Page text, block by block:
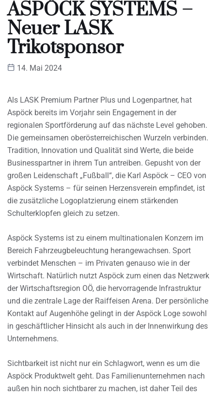
ASPÖCK SYSTEMS –
Neuer LASK
Trikotsponsor
14. Mai 2024
Als LASK Premium Partner Plus und Logenpartner, hat
Aspöck bereits im Vorjahr sein Engagement in der
regionalen Sportförderung auf das nächste Level gehoben.
Die gemeinsamen oberösterreichischen Wurzeln verbinden.
Tradition, Innovation und Qualität sind Werte, die beide
Businesspartner in ihrem Tun antreiben. Gepusht von der
großen Leidenschaft „Fußball“, die Karl Aspöck – CEO von
Aspöck Systems – für seinen Herzensverein empfindet, ist
die zusätzliche Logoplatzierung einem stärkenden
Schulterklopfen gleich zu setzen.
Aspöck Systems ist zu einem multinationalen Konzern im
Bereich Fahrzeugbeleuchtung herangewachsen. Sport
verbindet Menschen – im Privaten genauso wie in der
Wirtschaft. Natürlich nutzt Aspöck zum einen das Netzwerk
der Wirtschaftsregion OÖ, die hervorragende Infrastruktur
und die zentrale Lage der Raiffeisen Arena. Der persönliche
Kontakt auf Augenhöhe gelingt in der Aspöck Loge sowohl
in geschäftlicher Hinsicht als auch in der Innenwirkung des
Unternehmens.
Sichtbarkeit ist nicht nur ein Schlagwort, wenn es um die
Aspöck Produktwelt geht. Das Familienunternehmen nach
außen hin noch sichtbarer zu machen, ist daher Teil des